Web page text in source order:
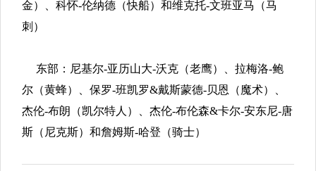
金）、科怀-伦纳德（快船）和维克托-文班亚马（马
刺）
东部：尼基尔-亚历山大-沃克（老鹰）、拉梅洛-鲍
尔（黄蜂）、保罗-班凯罗&戴斯蒙德-贝恩（魔术）、
杰伦-布朗（凯尔特人）、杰伦-布伦森&卡尔-安东尼-唐
斯（尼克斯）和詹姆斯-哈登（骑士）